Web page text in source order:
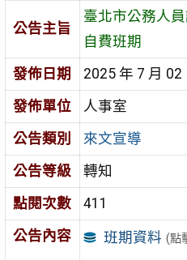
公告主旨
臺北市公務人
自費班期
發佈日期
2025 年 7 月 02
發佈單位
人事室
公告類別
來文宣導
公告等級
轉知
點閱次數
411
公告內容
班期資料 (點